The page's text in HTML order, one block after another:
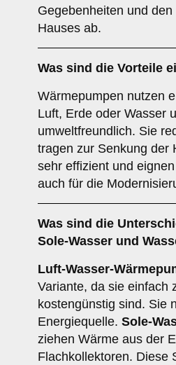
Gegebenheiten und
Hauses ab.
Was sind die Vorteile
Wärmepumpen nutzen
Luft, Erde oder Wasser
umweltfreundlich. Sie
tragen zur Senkung der
sehr effizient und
auch für die
Was sind die
Sole-Wasser und
Luft-Wasser-
Variante, da sie einfach
kostengünstig sind. Sie
Energiequelle. Sole-
ziehen Wärme aus der
Flachkollektoren. Diese